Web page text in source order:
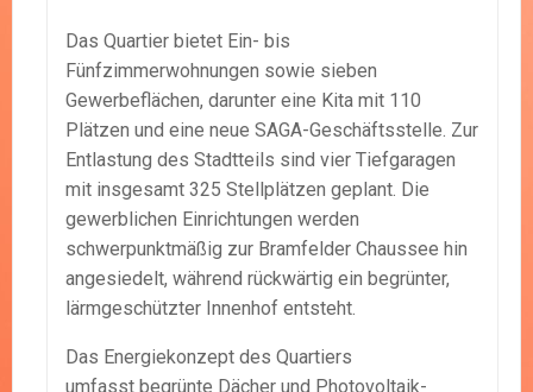
Das Quartier bietet Ein- bis
Fünfzimmerwohnungen sowie sieben
Gewerbeflächen, darunter eine Kita mit 110
Plätzen und eine neue SAGA-Geschäftsstelle. Zur
Entlastung des Stadtteils sind vier Tiefgaragen
mit insgesamt 325 Stellplätzen geplant. Die
gewerblichen Einrichtungen werden
schwerpunktmäßig zur Bramfelder Chaussee hin
angesiedelt, während rückwärtig ein begrünter,
lärmgeschützter Innenhof entsteht.
Das Energiekonzept des Quartiers
umfasst begrünte Dächer und Photovoltaik-